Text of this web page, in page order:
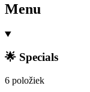
Menu
🌟 Specials
6 položiek